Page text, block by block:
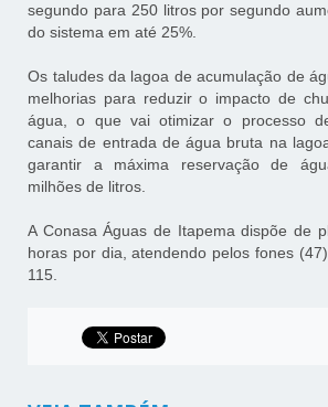
segundo para 250 litros por segundo
do sistema em até 25%.
Os taludes da lagoa de acumulação de
melhorias para reduzir o impacto de
água, o que vai otimizar o processo
canais de entrada de água bruta na
garantir a máxima reservação de
milhões de litros.
A Conasa Águas de Itapema dispõe de
horas por dia, atendendo pelos fones
115.